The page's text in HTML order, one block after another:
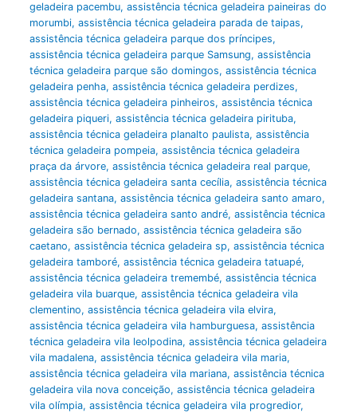
geladeira pacembu, assistência técnica geladeira paineiras do
morumbi, assistência técnica geladeira parada de taipas,
assistência técnica geladeira parque dos príncipes,
assistência técnica geladeira parque Samsung, assistência
técnica geladeira parque são domingos, assistência técnica
geladeira penha, assistência técnica geladeira perdizes,
assistência técnica geladeira pinheiros, assistência técnica
geladeira piqueri, assistência técnica geladeira pirituba,
assistência técnica geladeira planalto paulista, assistência
técnica geladeira pompeia, assistência técnica geladeira
praça da árvore, assistência técnica geladeira real parque,
assistência técnica geladeira santa cecília, assistência técnica
geladeira santana, assistência técnica geladeira santo amaro,
assistência técnica geladeira santo andré, assistência técnica
geladeira são bernado, assistência técnica geladeira são
caetano, assistência técnica geladeira sp, assistência técnica
geladeira tamboré, assistência técnica geladeira tatuapé,
assistência técnica geladeira tremembé, assistência técnica
geladeira vila buarque, assistência técnica geladeira vila
clementino, assistência técnica geladeira vila elvira,
assistência técnica geladeira vila hamburguesa, assistência
técnica geladeira vila leolpodina, assistência técnica geladeira
vila madalena, assistência técnica geladeira vila maria,
assistência técnica geladeira vila mariana, assistência técnica
geladeira vila nova conceição, assistência técnica geladeira
vila olímpia, assistência técnica geladeira vila progredior,